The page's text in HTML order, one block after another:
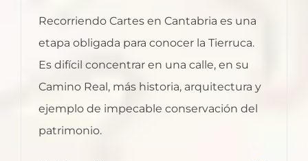
Recorriendo Cartes en Cantabria es una
etapa obligada para conocer la Tierruca.
Es difícil concentrar en una calle, en su
Camino Real, más historia, arquitectura y
ejemplo de impecable conservación del
patrimonio.